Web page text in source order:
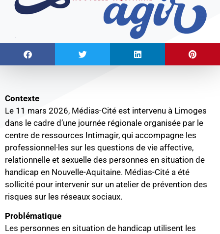
Contexte
Le 11 mars 2026, Médias-Cité est intervenu à Limoges
dans le cadre d’une journée régionale organisée par le
centre de ressources Intimagir, qui accompagne les
professionnel·les sur les questions de vie affective,
relationnelle et sexuelle des personnes en situation de
handicap en Nouvelle-Aquitaine. Médias-Cité a été
sollicité pour intervenir sur un atelier de prévention des
risques sur les réseaux sociaux.
Problématique
Les personnes en situation de handicap utilisent les